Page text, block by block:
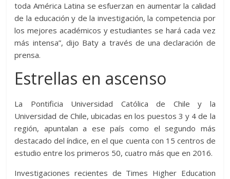
toda América Latina se esfuerzan en aumentar la calidad
de la educación y de la investigación, la competencia por
los mejores académicos y estudiantes se hará cada vez
más intensa”, dijo Baty a través de una declaración de
prensa.
Estrellas en ascenso
La Pontificia Universidad Católica de Chile y la
Universidad de Chile, ubicadas en los puestos 3 y 4 de la
región, apuntalan a ese país como el segundo más
destacado del índice, en el que cuenta con 15 centros de
estudio entre los primeros 50, cuatro más que en 2016.
Investigaciones recientes de Times Higher Education